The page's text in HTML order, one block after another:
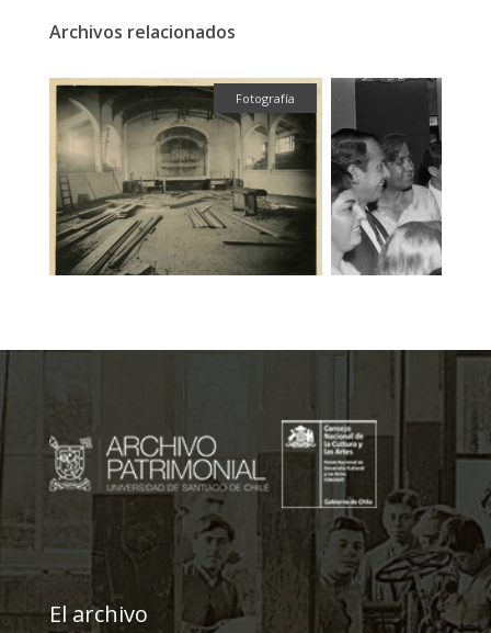
Archivos relacionados
Fotografía
El archivo